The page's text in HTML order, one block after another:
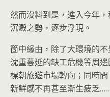
然而沒料到是，進入今年
沉澱之勢，逐步浮現。
箇中緣由，除了大環境的
沈重蔓延的缺工危機等周
標朝旅遊市場轉向；同時
新鮮感不再甚至漸生疲乏……